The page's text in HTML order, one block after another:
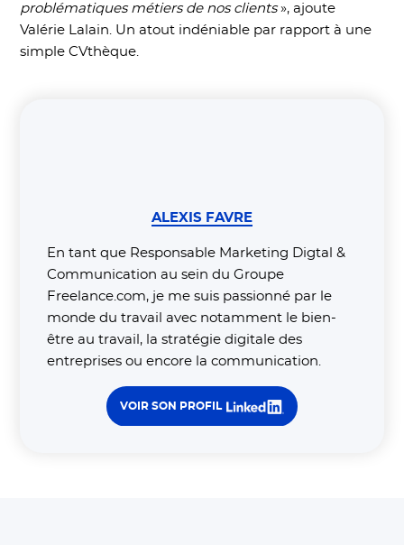
problématiques métiers de nos clients», ajoute
Valérie Lalain. Un atout indéniable par rapport à une
simple CVthèque.
ALEXIS FAVRE
En tant que Responsable Marketing Digtal &
Communication au sein du Groupe
Freelance.com, je me suis passionné par le
monde du travail avec notamment le bien-
être au travail, la stratégie digitale des
entreprises ou encore la communication.
VOIR SON PROFIL